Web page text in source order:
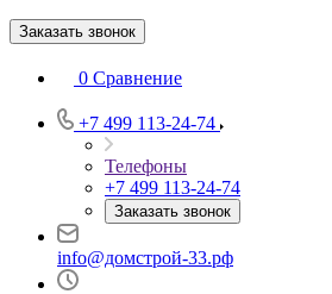
Заказать звонок
0 Сравнение
+7 499 113-24-74
Телефоны
+7 499 113-24-74
Заказать звонок
info@домстрой-33.рф